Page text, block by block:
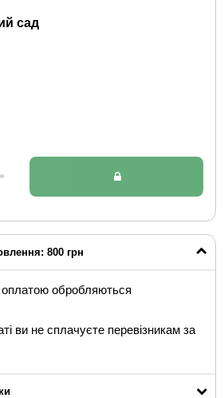
сад
800 грн
обробляються
ви не сплачуєте перевізникам за